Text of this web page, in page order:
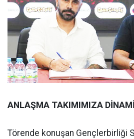
ANLAŞMA TAKIMIMIZA
Törende konuşan Gençlerbirliği